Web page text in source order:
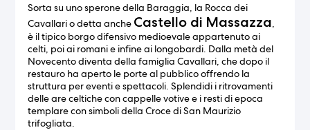
Sorta su uno sperone della Baraggia, la Rocca dei
Cavallari o detta anche Castello di Massazza,
è il tipico borgo difensivo medioevale appartenuto ai
celti, poi ai romani e infine ai longobardi. Dalla metà del
Novecento diventa della famiglia Cavallari, che dopo il
restauro ha aperto le porte al pubblico offrendo la
struttura per eventi e spettacoli. Splendidi i ritrovamenti
delle are celtiche con cappelle votive e i resti di epoca
templare con simboli della Croce di San Maurizio
trifogliata.